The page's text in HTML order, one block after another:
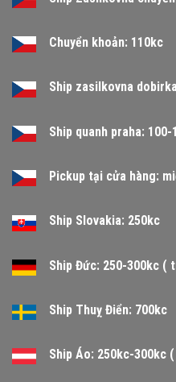
Chuyển khoản: 110kc
Ship zasilkovna
Ship quanh praha: 100-
Pickup tại cửa hàng:
Ship Slovakia: 250kc
Ship Đức: 250-300kc (
Ship Thuỵ Điển: 700kc
Ship Áo: 250kc-300kc